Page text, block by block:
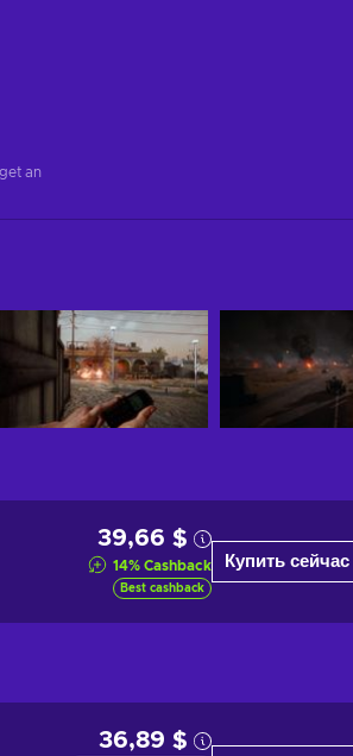
an
39,66 $
14% Cashback
Best cashback
Купить сейчас
36,89 $